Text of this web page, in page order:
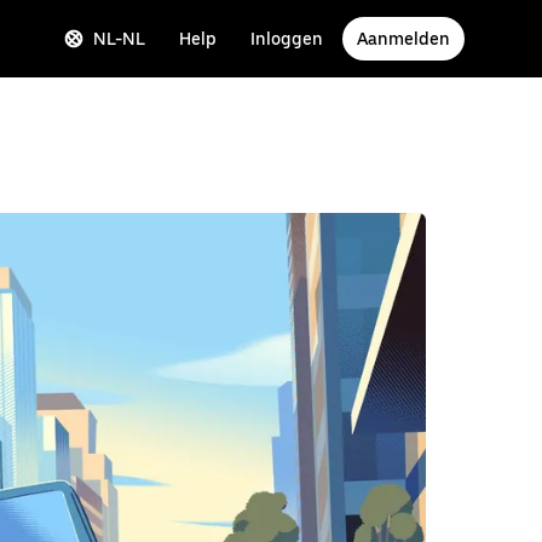
NL-NL Help Inloggen Aanmelden